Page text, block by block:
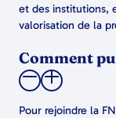
et des institutions,
valorisation de la
Comment
Pour rejoindre la